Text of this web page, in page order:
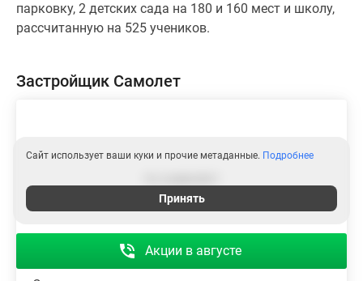
Акции в августе
парковку, 2 детских сада на 180 и 160 мест и школу,
рассчитанную на 525 учеников.
Застройщик Самолет
Сайт использует ваши куки и прочие метаданные. Подробнее
Принять